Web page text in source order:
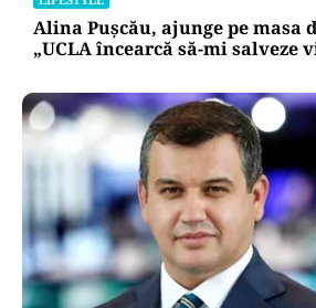
profitabilitate sub presiune